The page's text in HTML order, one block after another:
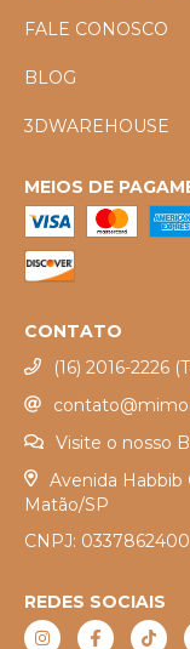
FALE CONOSCO
BLOG
3DWAREHOUSE
MEIOS DE
CONTATO
(16) 2016-2226
Visite o nosso
Avenida Habbib
Matão/SP
CNPJ:
REDES SOCIAIS